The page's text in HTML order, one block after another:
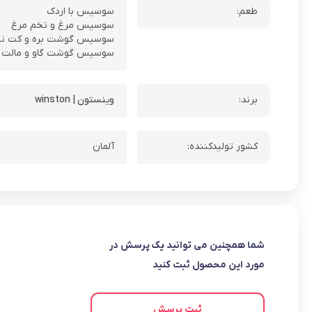
طعم:
سوسیس با اردک
سوسیس مرغ و تخم مرغ
سوسیس گوشت بره و کت
سوسیس گوشت گاو و مالت
برند: وینستون | winston
کشور تولیدکننده: آلمان
شما همچنین می توانید یک پرسش در
مورد این محصول ثبت کنید